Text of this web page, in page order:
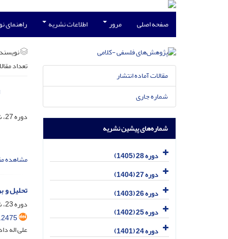
صفحه اصلی مرور اطلاعات نشریه راهنمای
تعداد
دوره 27، شماره 1، فروردین 1404، صفحه
مشاهده
تحلیل و
دوره 23، شماره 2، تیر 1400، صفحه
علی اله
مقالات آماده انتشار
شماره جاری
شماره‌های پیشین نشریه
دوره 28 (1405)
دوره 27 (1404)
دوره 26 (1403)
دوره 25 (1402)
دوره 24 (1401)